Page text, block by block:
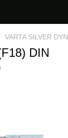
VARTA SILVER
DIN